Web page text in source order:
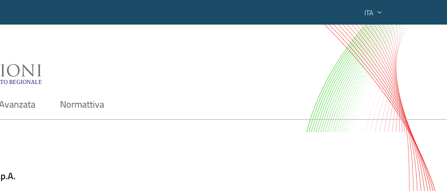
ITA
- Motore di ricerca federato regionale
Normattiva